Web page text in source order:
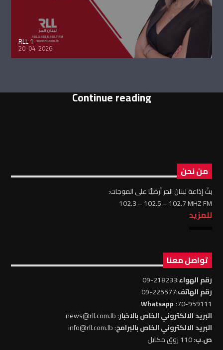
RLL 1
20-04-2026
Continue reading
من نحن
بثّ إذاعة لبنان الحر أرضيًّا على الموجات:
102.3 – 102.5 – 102.7 MHZ FM
للمزيد
تواصل معنا
رقم الهواء:218233-09
رقم الهاتف:225577-09
70-959111
: Whatsapp
البريد الالكتروني الخاص بالاخبار: news@rll.com.lb
البريد الالكتروني الخاص بالبرامج: info@rll.com.lb
ص.ب: 110 زوق مكايل